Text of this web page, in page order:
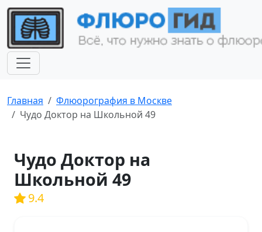
Главная
Флюорография в Москве
Чудо Доктор на Школьной 49
Чудо Доктор на
Школьной 49
9.4